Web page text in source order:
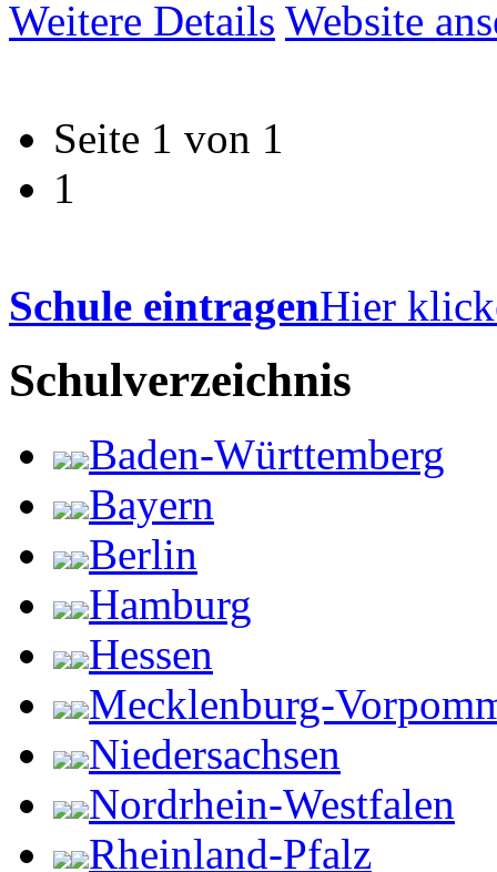
Weitere Details Website
Seite 1 von 1
1
Schule eintragenHier
Schulverzeichnis
Baden-Württemberg
Bayern
Berlin
Hamburg
Hessen
Mecklenburg-
Niedersachsen
Nordrhein-Westfalen
Rheinland-Pfalz